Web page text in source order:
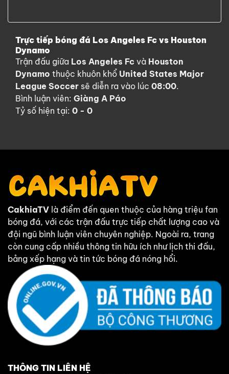
Trực tiếp bóng đá Los Angeles Fc vs Houston
Dynamo
Trận đấu giữa Los Angeles Fc và Houston
Dynamo thuộc khuôn khổ United States Major
League Soccer sẽ diễn ra vào lúc 08:00.
Bình luận viên: Giàng A Páo
Tỷ số hiện tại: 0 - 0
CakhiaTV là điểm đến quen thuộc của hàng triệu fan
bóng đá, với các trận đấu trực tiếp chất lượng cao và
đội ngũ bình luận viên chuyên nghiệp. Ngoài ra, trang
còn cung cấp nhiều thông tin hữu ích như lịch thi đấu,
bảng xếp hạng và tin tức bóng đá nóng hổi.
THÔNG TIN LIÊN HỆ